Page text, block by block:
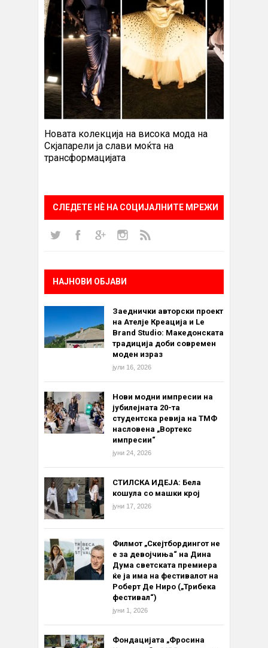
Новата колекција на висока мода на
Скјапарели ја слави моќта на
трансформацијата
СЛЕДЕТЕ НÈ НА СОЦИЈАЛНИТЕ МРЕЖИ
НАЈНОВИ ОБЈАВИ
Заеднички авторски проект
на Ателје Креација и Le
Brand Studio: Македонската
традиција доби современ
моден израз
јули 16, 2026
Нови модни импресии на
јубилејната 20-та
студентска ревија на ТМФ
насловена „Вортекс
импресии“
јуни 24, 2026
СТИЛСКА ИДЕЈА: Бела
кошула со машки крој
јуни 17, 2026
Филмот „Скејтбордингот не
е за девојчиња“ на Дина
Дума светската премиера
ќе ја има на фестивалот на
Роберт Де Ниро („Трибека
фестивал“)
јуни 1, 2026
Фондацијата „Фросина